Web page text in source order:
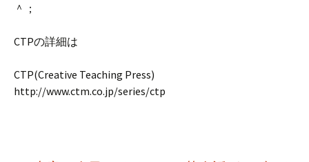
＾；
CTPの詳細は
CTP(Creative Teaching Press)
http://www.ctm.co.jp/series/ctp